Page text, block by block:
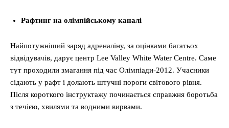
Рафтинг на олімпійському каналі
Найпотужніший заряд адреналіну, за оцінками багатьох
відвідувачів, дарує центр Lee Valley White Water Centre. Саме
тут проходили змагання під час Олімпіади-2012. Учасники
сідають у рафт і долають штучні пороги світового рівня.
Після короткого інструктажу починається справжня боротьба
з течією, хвилями та водними вирвами.